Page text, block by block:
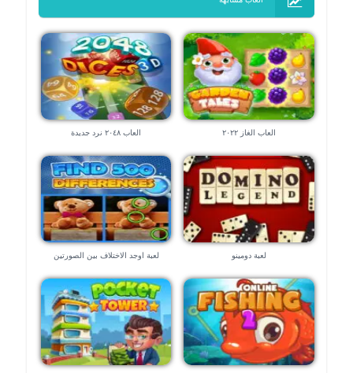
العاب الغاز ٢٠٢٢ العاب ٢٠٤٨ نرد جديدة
لعبة دومينو لعبة اوجد الاختلاف بين الصورتين